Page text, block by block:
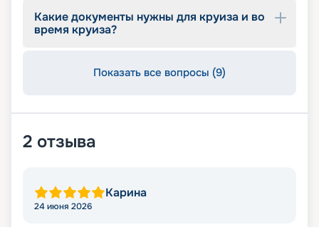
Какие документы нужны для круиза и во
время круиза?
Показать все вопросы (9)
2 отзыва
Карина
24 июня 2026